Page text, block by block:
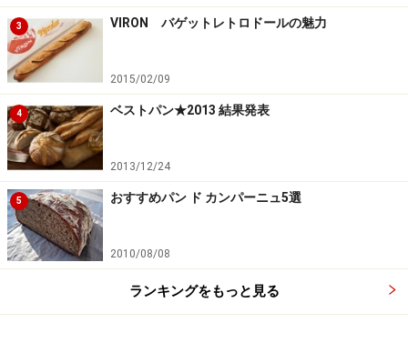
3 VIRON バゲットレトロドールの魅力
2015/02/09
4 ベストパン★2013 結果発表
2013/12/24
5 おすすめパン ド カンパーニュ5選
2010/08/08
ランキングをもっと見る